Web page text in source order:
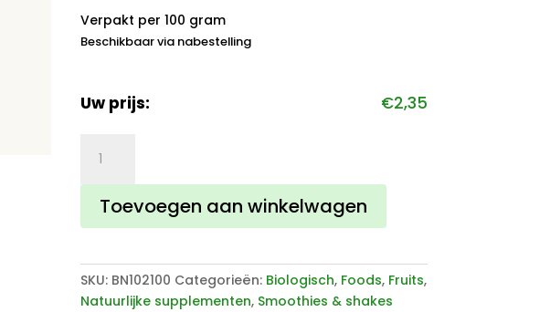
Verpakt per 100 gram
Beschikbaar via nabestelling
Uw prijs: €2,35
Nature
Goji
bessen
aantal
Toevoegen aan winkelwagen
SKU: BN102100 Categorieën: Biologisch, Foods, Fruits,
Natuurlijke supplementen, Smoothies & shakes